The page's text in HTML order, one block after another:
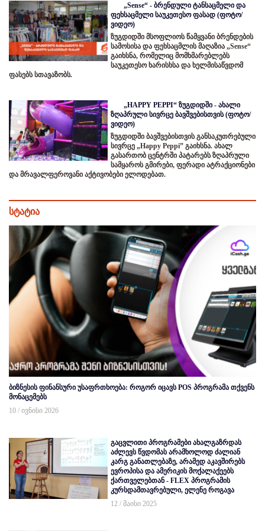
„Sense“ - ბრენდული ტანსაცმელი და
ფეხსაცმელი საუკეთესო ფასად (ფოტო/
ვიდეო)
ზუგდიდში მსოფლიოს წამყვანი ბრენდების
სამოსისა და ფეხსაცმლის მაღაზია „Sense“
გაიხსნა, რომელიც მომხმარებლებს
საუკეთესო ხარისხსა და ხელმისაწვდომ
ფასებს სთავაზობს.
„HAPPY PEPPI“ ზუგდიდში - ახალი
ზღაპრული სივრცე ბავშვებისთვის (ფოტო/
ვიდეო)
ზუგდიდში ბავშვებისთვის განსაკუთრებული
სივრცე „Happy Peppi” გაიხსნა. ახალ
გასართობ ცენტრში პატარებს ზღაპრული
სამყაროს გმირები, ფერადი ატრაქციონები
და მრავალფეროვანი აქტივობები ელოდებათ.
სტატია
ბიზნესის ფინანსური უსაფრთხოება: როგორ იცავს POS პროგრამა თქვენს
მონაცემებს
10 / ივნისი 2026
გაცვლითი პროგრამები ახალგაზრდას
აძლევს წვდომას არამხოლოდ ძალიან
კარგ განათლებაზე, არამედ აკავშირებს
ევროპისა და ამერიკის მოქალაქეებს
ქართველებთან - FLEX პროგრამის
კურსდამთავრებული, ელენე როგავა
12 / მაისი 2025